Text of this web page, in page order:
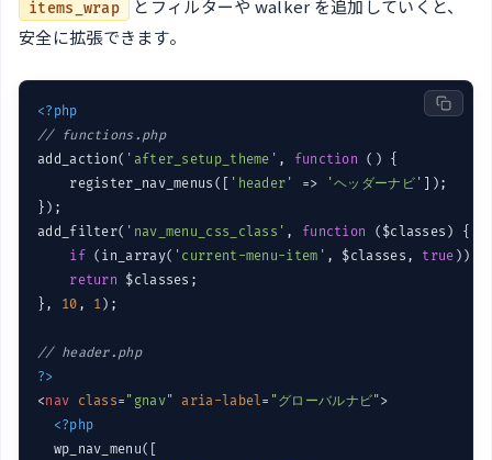
items_wrap
とフィルターや walker を追加していくと、
安全に拡張できます。
<?php
// functions.php
add_action( 'after_setup_theme' , function () {
    register_nav_menus([
'header' => 'ヘッダーナビ'
]);
});
add_filter( 'nav_menu_css_class' , function ($classes)
{
if (in_array( 'current-menu-item' , $classes, true ))
return $classes;
}, 10 , 1);
// header.php
?>
<nav class= "gnav" aria-label= "グローバルナビ" >
<?php
  wp_nav_menu([